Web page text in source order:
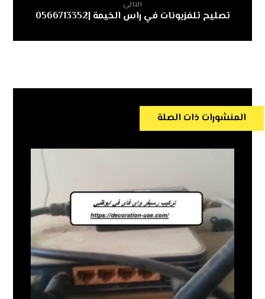
التالي
تصليح تلفزيونات في راس الخيمة |0566713352
المنشورات ذات الصلة